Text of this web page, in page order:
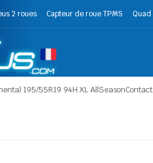
2 roues Capteur de roue TPMS Quad
195/55R19 94H XL AllSeasonContact